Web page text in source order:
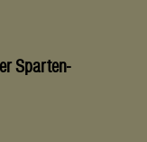
Sparten-